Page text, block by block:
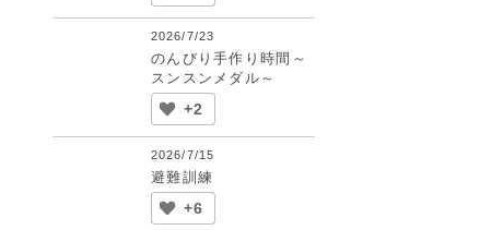
2026/7/23
のんびり手作り時間～
スンスンメダル～
+2
2026/7/15
避難訓練
+6